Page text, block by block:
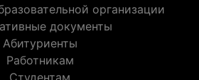
организации
документы
Абитуриенты
Работникам
Студентам